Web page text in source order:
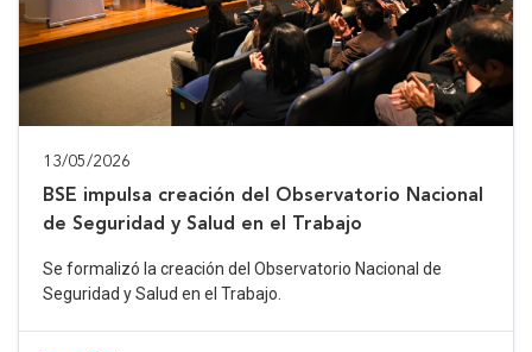
13/05/2026
BSE impulsa creación del Observatorio Nacional
de Seguridad y Salud en el Trabajo
Se formalizó la creación del Observatorio Nacional de
Seguridad y Salud en el Trabajo.